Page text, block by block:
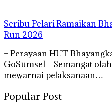
Seribu Pelari Ramaikan
Run 2026
– Perayaan HUT
GoSumsel – Semangat
mewarnai pelaksanaan…
Popular Post